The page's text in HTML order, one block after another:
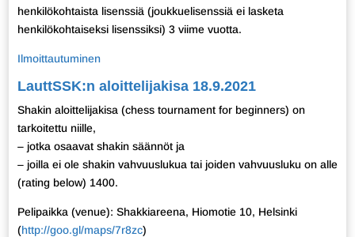
henkilökohtaista lisenssiä (joukkuelisenssiä ei lasketa
henkilökohtaiseksi lisenssiksi) 3 viime vuotta.
Ilmoittautuminen
LauttSSK:n aloittelijakisa 18.9.2021
Shakin aloittelijakisa (chess tournament for beginners) on
tarkoitettu niille,
– jotka osaavat shakin säännöt ja
– joilla ei ole shakin vahvuuslukua tai joiden vahvuusluku on alle
(rating below) 1400.
Pelipaikka (venue): Shakkiareena, Hiomotie 10, Helsinki
(http://goo.gl/maps/7r8zc)